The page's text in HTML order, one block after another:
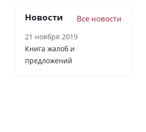
Новости Все новости
21 ноября 2019
Книга жалоб и
предложений